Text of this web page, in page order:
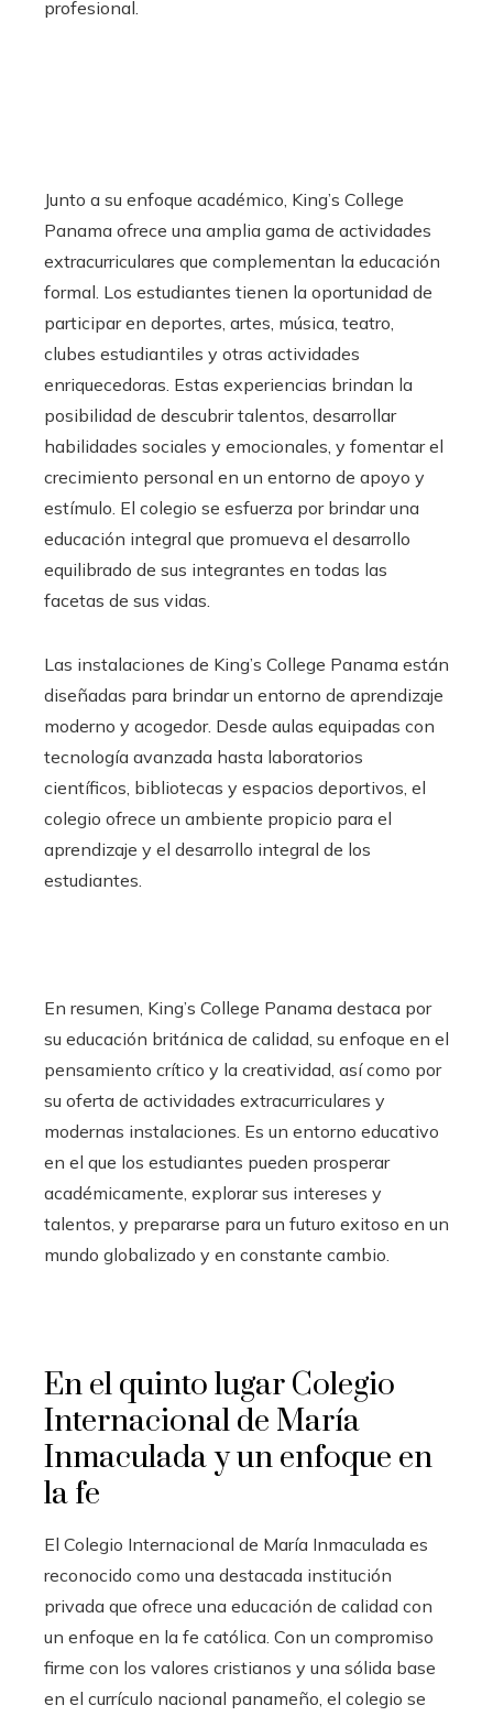
profesional.
Junto a su enfoque académico, King’s College
Panama ofrece una amplia gama de actividades
extracurriculares que complementan la educación
formal. Los estudiantes tienen la oportunidad de
participar en deportes, artes, música, teatro,
clubes estudiantiles y otras actividades
enriquecedoras. Estas experiencias brindan la
posibilidad de descubrir talentos, desarrollar
habilidades sociales y emocionales, y fomentar el
crecimiento personal en un entorno de apoyo y
estímulo. El colegio se esfuerza por brindar una
educación integral que promueva el desarrollo
equilibrado de sus integrantes en todas las
facetas de sus vidas.
Las instalaciones de King’s College Panama están
diseñadas para brindar un entorno de aprendizaje
moderno y acogedor. Desde aulas equipadas con
tecnología avanzada hasta laboratorios
científicos, bibliotecas y espacios deportivos, el
colegio ofrece un ambiente propicio para el
aprendizaje y el desarrollo integral de los
estudiantes.
En resumen, King’s College Panama destaca por
su educación británica de calidad, su enfoque en el
pensamiento crítico y la creatividad, así como por
su oferta de actividades extracurriculares y
modernas instalaciones. Es un entorno educativo
en el que los estudiantes pueden prosperar
académicamente, explorar sus intereses y
talentos, y prepararse para un futuro exitoso en un
mundo globalizado y en constante cambio.
En el quinto lugar Colegio
Internacional de María
Inmaculada y un enfoque en
la fe
El Colegio Internacional de María Inmaculada es
reconocido como una destacada institución
privada que ofrece una educación de calidad con
un enfoque en la fe católica. Con un compromiso
firme con los valores cristianos y una sólida base
en el currículo nacional panameño, el colegio se